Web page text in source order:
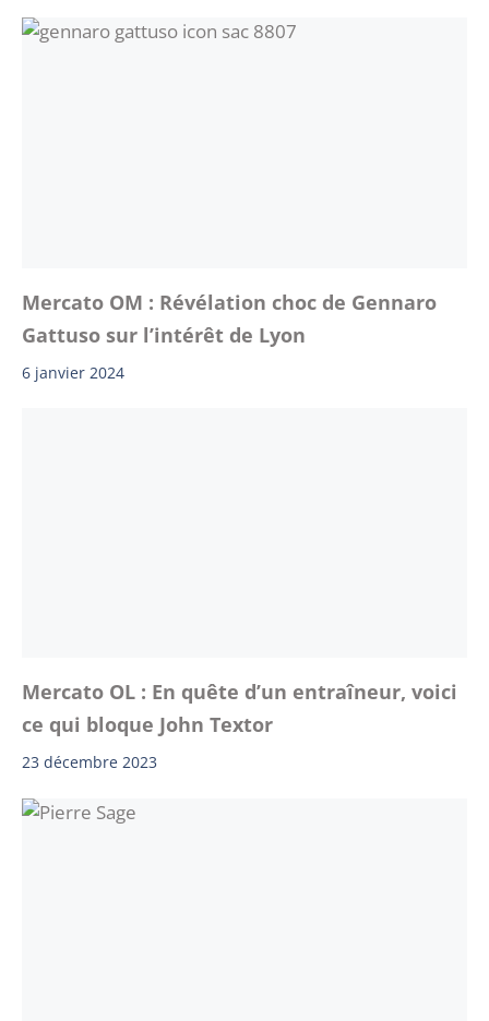
Mercato OM : Révélation choc de Gennaro
Gattuso sur l’intérêt de Lyon
6 janvier 2024
Mercato OL : En quête d’un entraîneur, voici
ce qui bloque John Textor
23 décembre 2023